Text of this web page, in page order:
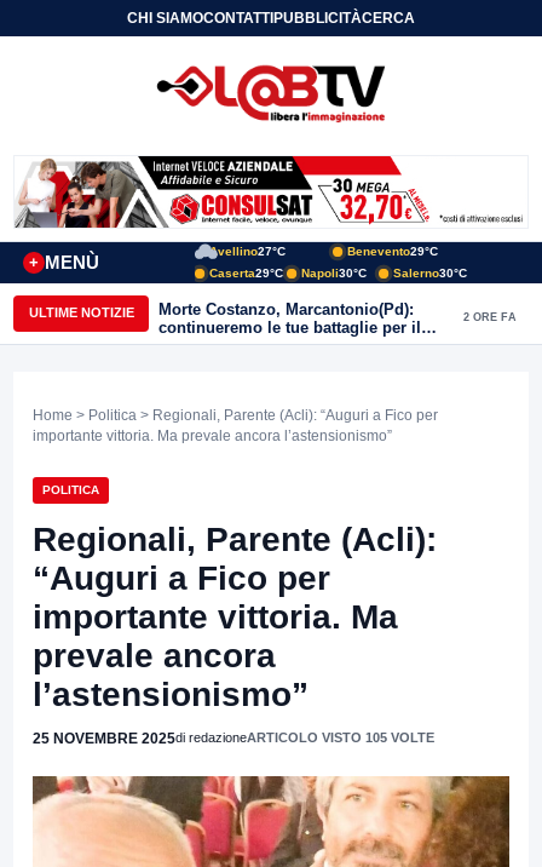
CHI SIAMOCONTATTIPUBBLICITÀCERCA
MENÙ
+
Avellino27°C Benevento29°C
Caserta29°C Napoli30°C Salerno30°C
ULTIME NOTIZIE
Morte Costanzo, Marcantonio(Pd):
continueremo le tue battaglie per il
Sannio
2 ORE FA
Home > Politica > Regionali, Parente (Acli): “Auguri a Fico per
importante vittoria. Ma prevale ancora l’astensionismo”
POLITICA
Regionali, Parente (Acli):
“Auguri a Fico per
importante vittoria. Ma
prevale ancora
l’astensionismo”
25 NOVEMBRE 2025di redazioneARTICOLO VISTO 105 VOLTE